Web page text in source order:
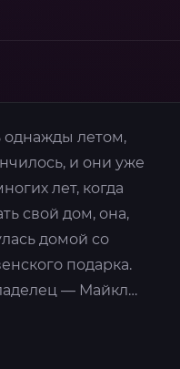
летом,
и они уже
лет, когда
свой дом, она,
домой со
подарка.
— Майкл…